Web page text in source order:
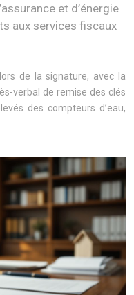
et d’énergie
aux services fiscaux
de la signature, avec la
verbal de remise des clés
des compteurs d’eau,